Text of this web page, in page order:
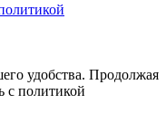
удобства. Продолжая
с политикой